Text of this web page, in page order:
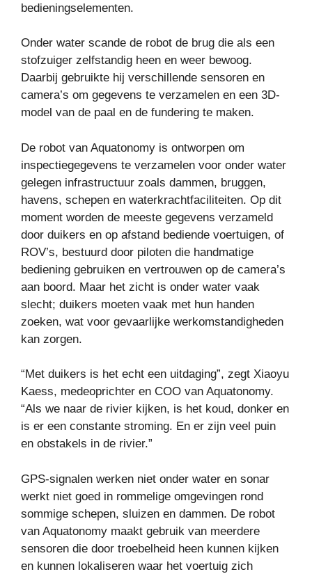
bedieningselementen.
Onder water scande de robot de brug die als een
stofzuiger zelfstandig heen en weer bewoog.
Daarbij gebruikte hij verschillende sensoren en
camera’s om gegevens te verzamelen en een 3D-
model van de paal en de fundering te maken.
De robot van Aquatonomy is ontworpen om
inspectiegegevens te verzamelen voor onder water
gelegen infrastructuur zoals dammen, bruggen,
havens, schepen en waterkrachtfaciliteiten. Op dit
moment worden de meeste gegevens verzameld
door duikers en op afstand bediende voertuigen, of
ROV’s, bestuurd door piloten die handmatige
bediening gebruiken en vertrouwen op de camera’s
aan boord. Maar het zicht is onder water vaak
slecht; duikers moeten vaak met hun handen
zoeken, wat voor gevaarlijke werkomstandigheden
kan zorgen.
“Met duikers is het echt een uitdaging”, zegt Xiaoyu
Kaess, medeoprichter en COO van Aquatonomy.
“Als we naar de rivier kijken, is het koud, donker en
is er een constante stroming. En er zijn veel puin
en obstakels in de rivier.”
GPS-signalen werken niet onder water en sonar
werkt niet goed in rommelige omgevingen rond
sommige schepen, sluizen en dammen. De robot
van Aquatonomy maakt gebruik van meerdere
sensoren die door troebelheid heen kunnen kijken
en kunnen lokaliseren waar het voertuig zich